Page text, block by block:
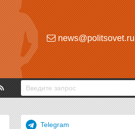
news@politsovet.ru
Telegram